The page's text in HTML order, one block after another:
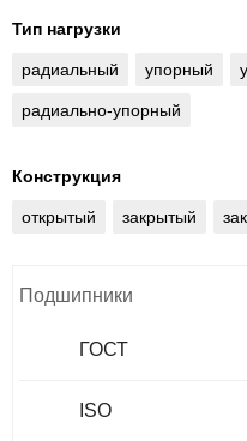
Тип нагрузки
радиальный упорный
радиально-упорный
Конструкция
открытый закрытый
Подшипники
ГОСТ
ISO